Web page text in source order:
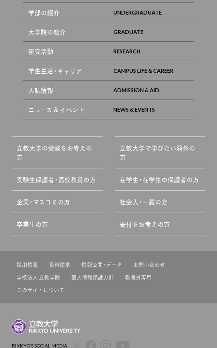
学部の紹介
大学院の紹介
研究活動
学生生活・キャリア
入試情報
ニュース & イベント
立教大学の受験をお考えの
方
立教大学で学びたい海外の
方
受験生保護者・高校教員の方 在学生・在学生の保護者の方
企業・マスコミの方 社会人・一般の方
卒業生の方 寄付をお考えの方
採用情報 資料請求 情報公開・データ
お問い合わせ
学校法人 立教学院
個人情報保護方針
教職員専用
このサイトについて
RIKKYO’S SOCIAL MEDIA